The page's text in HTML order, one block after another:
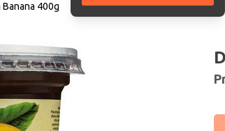
400g